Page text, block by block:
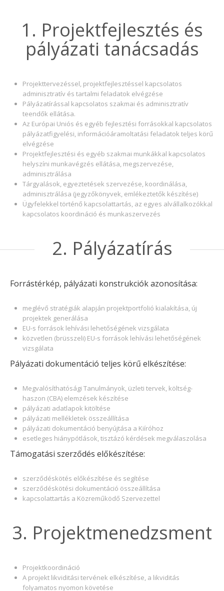
1. Projektfejlesztés és
pályázati tanácsadás
Projekttervezéssel, projektfejlesztéssel kapcsolatos
adminisztratív és tartalmi feladatok elvégzése
Pályázatírással kapcsolatos szakmai és adminisztratív
teendők ellátása.
Az Európai Uniós és egyéb fejlesztési forrásokkal kapcsolatos
pályázatfigyelési, információáramoltatási feladatok teljes körű
elvégzése
Projektfejlesztési és egyéb szakmai munkákkal kapcsolatos
helyszíni munkavégzés ellátása, megszervezése,
adminisztrálása
Tárgyalások, egyeztetések szervezése, koordinálása,
adminisztrálása (jegyzőkönyvek, emlékeztetők készítése)
Ügyfelekkel történő kapcsolattartás, az egyes alvállalkozókkal
kapcsolatos koordináció és munkaszervezés
2. Pályázatírás
Forrástérkép, pályázati konstrukciók azonosítása:
meglévő stratégiák alapján projektportfolió kialakítása, új
projektek generálása
EU-s források lehívási lehetőségének vizsgálata
közvetlen (brüsszeli) EU-s források lehívási lehetőségének
vizsgálata
Pályázati dokumentáció teljes körű elkészítése:
Megvalósíthatósági Tanulmányok, üzleti tervek, költség-
haszon (CBA) elemzések készítése
pályázati adatlapok kitöltése
pályázati mellékletek összeállítása
pályázati dokumentáció benyújtása a Kiíróhoz
esetleges hiánypótlások, tisztázó kérdések megválaszolása
Támogatási szerződés előkészítése:
szerződéskötés előkészítése és segítése
szerződéskötési dokumentáció összeállítása
kapcsolattartás a Közreműködő Szervezettel
3. Projektmenedzsment
Projektkoordináció
A projekt likviditási tervének elkészítése, a likviditás
folyamatos nyomon követése